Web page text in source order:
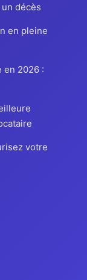
décès
en pleine
en 2026 :
votre